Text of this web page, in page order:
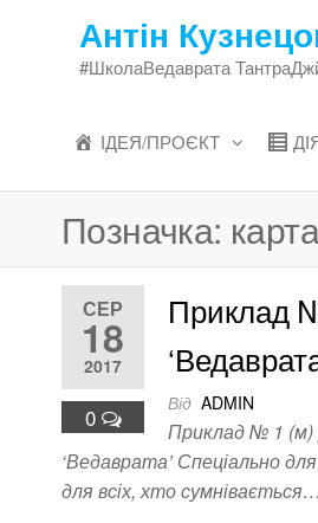
Антін
#ШколаВедаврата
ІДЕЯ/ПРОЄКТ
Позначка:
СЕР
18
2017
0
Приклад
Від ADMIN
Приклад № 1 (м)
‘Ведаврата’ Спеціально
для всіх, хто сумнівається…